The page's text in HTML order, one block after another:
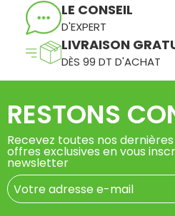
LE CONSEIL
D'EXPERT
LIVRAISON
DÈS 99 DT D'ACHAT
RESTONS
Recevez toutes nos
offres exclusives en vous
newsletter